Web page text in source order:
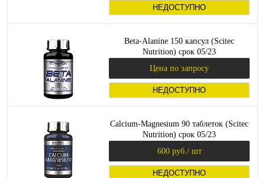
НЕДОСТУПНО
Beta-Alanine 150 капсул (Scitec
Nutrition) срок 05/23
Цена по запросу
НЕДОСТУПНО
Calcium-Magnesium 90 таблеток (Scitec
Nutrition) срок 05/23
600 руб. / шт
НЕДОСТУПНО